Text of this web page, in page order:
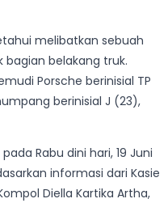
melibatkan sebuah
belakang truk.
Porsche berinisial TP
berinisial J (23),
Rabu dini hari, 19 Juni
informasi dari Kasie
Diella Kartika Artha,